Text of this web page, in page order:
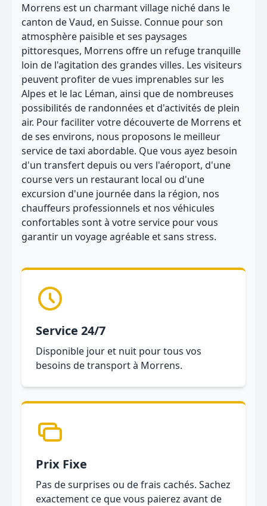
Morrens est un charmant village niché dans le
canton de Vaud, en Suisse. Connue pour son
atmosphère paisible et ses paysages
pittoresques, Morrens offre un refuge tranquille
loin de l'agitation des grandes villes. Les visiteurs
peuvent profiter de vues imprenables sur les
Alpes et le lac Léman, ainsi que de nombreuses
possibilités de randonnées et d'activités de plein
air. Pour faciliter votre découverte de Morrens et
de ses environs, nous proposons le meilleur
service de taxi abordable. Que vous ayez besoin
d'un transfert depuis ou vers l'aéroport, d'une
course vers un restaurant local ou d'une
excursion d'une journée dans la région, nos
chauffeurs professionnels et nos véhicules
confortables sont à votre service pour vous
garantir un voyage agréable et sans stress.
Service 24/7
Disponible jour et nuit pour tous vos
besoins de transport à Morrens.
Prix Fixe
Pas de surprises ou de frais cachés. Sachez
exactement ce que vous paierez avant de